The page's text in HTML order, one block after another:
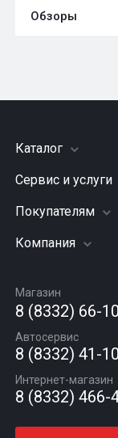
Обзоры
Каталог
Шины
Грузовые шины
Диски
Автомасла
Сервис и услуги
Заправка
Подвеска
Шиномонтаж
Покупателям
Акции
Гарантии и возврат
Компания
Вакансии
Новости
Статьи
Контакты
Магазин
8 (8332) 66-
Автосервис
8 (8332) 41-
Интернет-магазин
8 (8332) 466-